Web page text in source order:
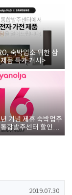
숙박업소 위한 삼
품 특가 개시>
기념 제휴 숙박업주
합발주센터 할인쿠
2019.07.30